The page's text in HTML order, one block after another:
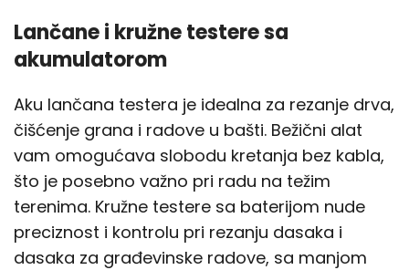
Lančane i kružne testere sa
akumulatorom
Aku lančana testera je idealna za rezanje drva,
čišćenje grana i radove u bašti. Bežični alat
vam omogućava slobodu kretanja bez kabla,
što je posebno važno pri radu na težim
terenima. Kružne testere sa baterijom nude
preciznost i kontrolu pri rezanju dasaka i
dasaka za građevinske radove, sa manjom